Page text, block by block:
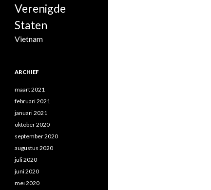
Verenigde
Staten
Vietnam
ARCHIEF
maart 2021
februari 2021
januari 2021
oktober 2020
september 2020
augustus 2020
juli 2020
juni 2020
mei 2020